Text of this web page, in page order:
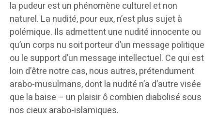
la pudeur est un phénomène culturel et non
naturel. La nudité, pour eux, n’est plus sujet à
polémique. Ils admettent une nudité innocente ou
qu’un corps nu soit porteur d’un message politique
ou le support d’un message intellectuel. Ce qui est
loin d’être notre cas, nous autres, prétendument
arabo-musulmans, dont la nudité n’a d’autre visée
que la baise – un plaisir ô combien diabolisé sous
nos cieux arabo-islamiques.